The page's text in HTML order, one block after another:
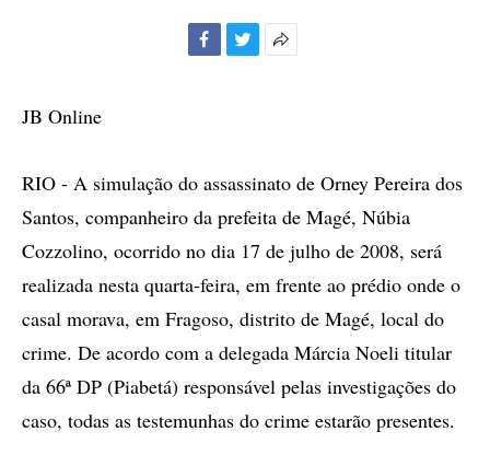
JB Online
RIO - A simulação do assassinato de Orney Pereira dos
Santos, companheiro da prefeita de Magé, Núbia
Cozzolino, ocorrido no dia 17 de julho de 2008, será
realizada nesta quarta-feira, em frente ao prédio onde o
casal morava, em Fragoso, distrito de Magé, local do
crime. De acordo com a delegada Márcia Noeli titular
da 66ª DP (Piabetá) responsável pelas investigações do
caso, todas as testemunhas do crime estarão presentes.